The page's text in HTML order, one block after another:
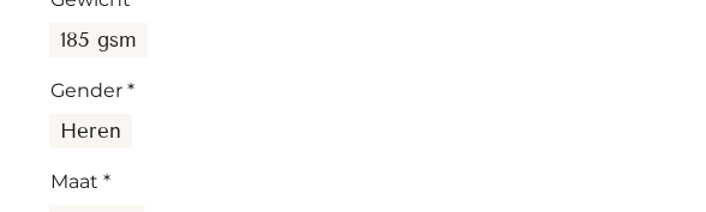
185 gsm
Gender *
Heren
Maat *